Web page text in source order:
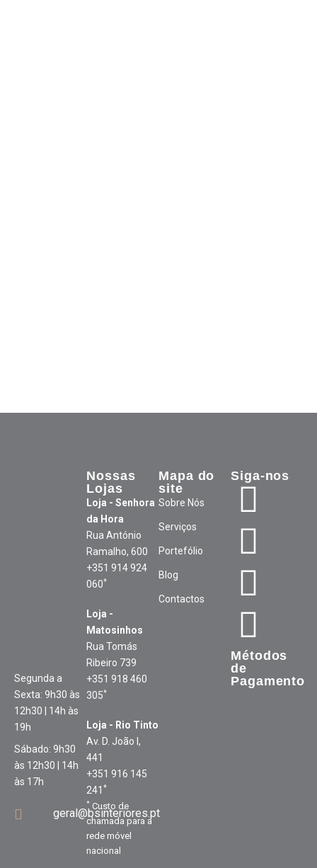
Segunda a
Sexta: 9h30 às
12h30 | 14h às
19h
Sábado: 9h30
às 12h30 | 14h
às 17h
geral@bsinteriores.pt
Nossas
Lojas
Loja - Senhora
da Hora
Rua António
Ramalho, 600
+351 914 924
060*
Loja -
Matosinhos
Rua Tomás
Ribeiro 739
+351 918 460
305*
Loja - Rio Tinto
Av. D. João I,
441
+351 916 145
241 *
* Custo de
chamada para a
rede móvel
nacional
Mapa do
site
Sobre Nós
Serviços
Portefólio
Blog
Contactos
Siga-nos
Métodos
de
Pagamento